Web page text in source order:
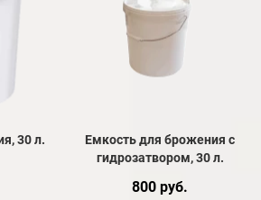
30 л.
Емкость для брожения с
гидрозатвором, 30 л.
800 руб.